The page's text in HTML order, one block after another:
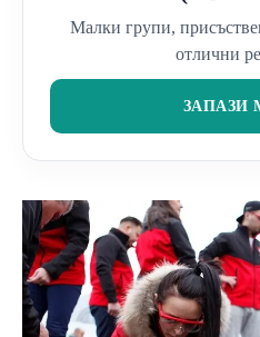
Малки групи,
отлични
ЗАПАЗИ